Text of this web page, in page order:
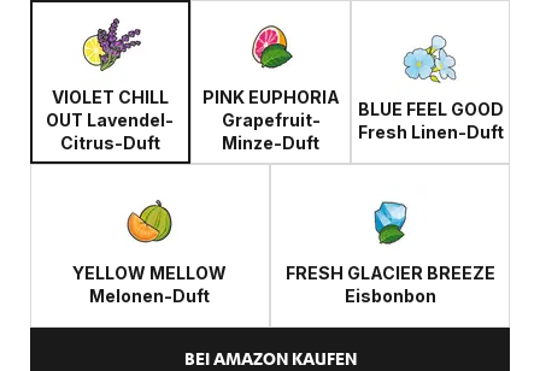
VIOLET CHILL
OUT Lavendel-
Citrus-Duft
PINK EUPHORIA
Grapefruit-
Minze-Duft
BLUE FEEL GOOD
Fresh Linen-Duft
YELLOW MELLOW
Melonen-Duft
FRESH GLACIER BREEZE
Eisbonbon
BEI AMAZON KAUFEN